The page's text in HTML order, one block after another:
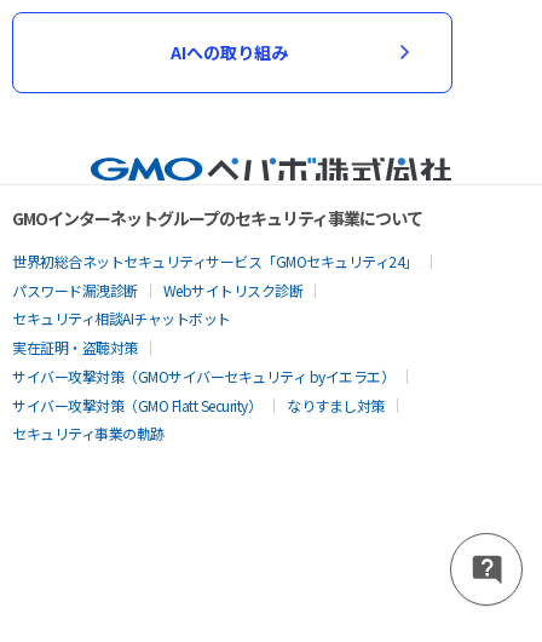
AIへの取り組み
GMOインターネットグループのセキュリティ事業について
世界初総合ネットセキュリティサービス「GMOセキュリティ24」
パスワード漏洩診断
Webサイトリスク診断
セキュリティ相談AIチャットボット
実在証明・盗聴対策
サイバー攻撃対策（GMOサイバーセキュリティ byイエラエ）
サイバー攻撃対策（GMO Flatt Security）
なりすまし対策
セキュリティ事業の軌跡